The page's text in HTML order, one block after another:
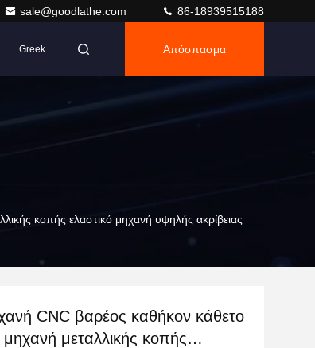
sale@goodlathe.com 86-18939515188
Greek Απόσπασμα
κοπής ελαστικό μηχανή υψηλής ακρίβειας
CNC βαρέος καθήκον κάθετο
μεταλλικής κοπής